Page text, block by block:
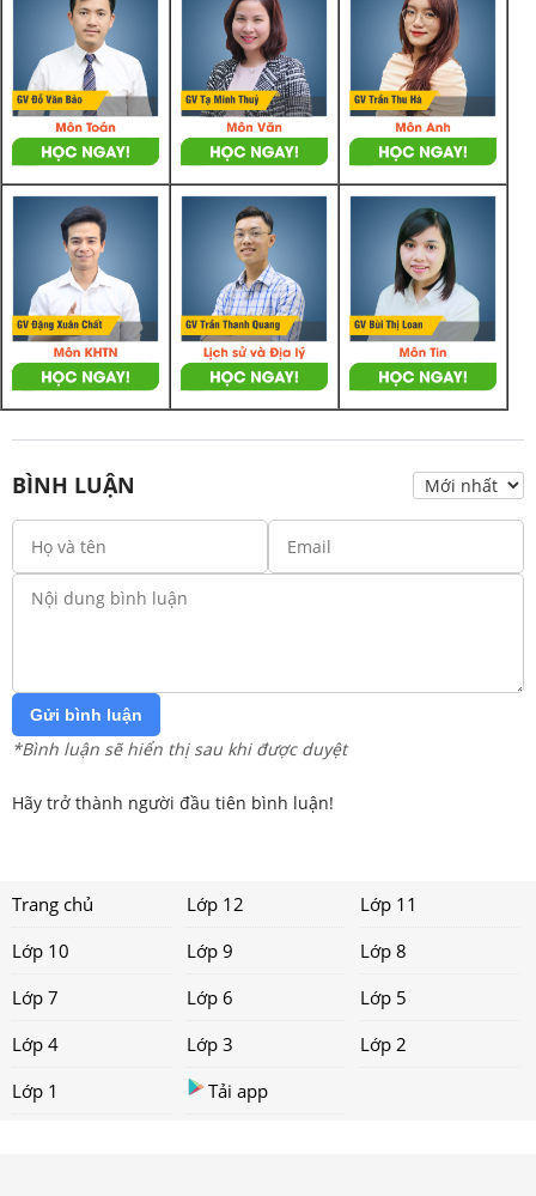
BÌNH LUẬN
Gửi bình luận
*Bình luận sẽ hiển thị sau khi được duyệt
Hãy trở thành người đầu tiên bình luận!
Trang chủ Lớp 12
Lớp 11
Lớp 10
Lớp 9
Lớp 8
Lớp 7
Lớp 6
Lớp 5
Lớp 4
Lớp 3
Lớp 2
Lớp 1
Tải app